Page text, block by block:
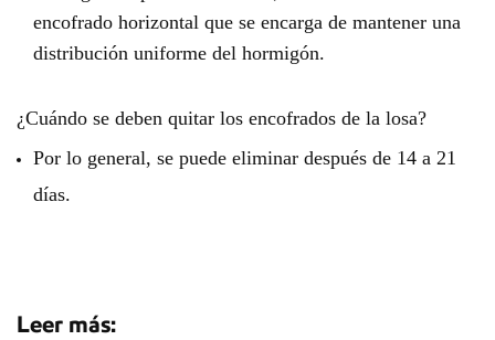
encofrado horizontal que se encarga de mantener una
distribución uniforme del hormigón.
¿Cuándo se deben quitar los encofrados de la losa?
Por lo general, se puede eliminar después de 14 a 21
días.
Leer más: